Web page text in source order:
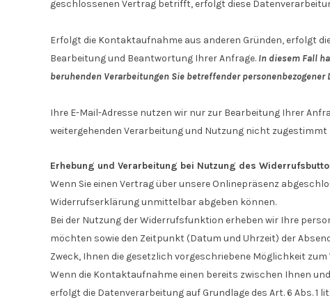
geschlossenen Vertrag betrifft, erfolgt diese
Erfolgt die Kontaktaufnahme aus anderen Gründen, erfolgt
Bearbeitung und Beantwortung Ihrer Anfrage. In diesem Fall
beruhenden Verarbeitungen Sie betreffender personenbezogener
Ihre E-Mail-Adresse nutzen wir nur zur Bearbeitung Ihrer
weitergehenden Verarbeitung und Nutzung nicht zugestimmt
Erhebung und Verarbeitung bei Nutzung des
Wenn Sie einen Vertrag über unsere Onlinepräsenz
Widerrufserklärung unmittelbar abgeben können.
Bei der Nutzung der Widerrufsfunktion erheben wir Ihre
möchten sowie den Zeitpunkt (Datum und Uhrzeit) der
Zweck, Ihnen die gesetzlich vorgeschriebene Möglichkeit
Wenn die Kontaktaufnahme einen bereits zwischen Ihnen
erfolgt die Datenverarbeitung auf Grundlage des Art. 6 Abs.